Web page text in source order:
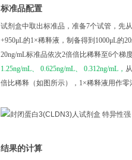
标准品配置
试剂盒中取出标准品，准备7个试管，先从
+950μL的1×稀释液，制备得到1000μL的
20ng/mL标准品依次2倍倍比稀释至6个梯
1.25ng/mL、 0.625ng/mL、 0.312ng/mL，
倍比稀释（如图所示），1×稀释液用作零
结果的计算